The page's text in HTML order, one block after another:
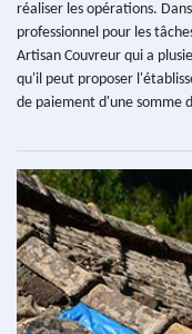
réaliser les opérations.
professionnel pour les
Artisan Couvreur qui a
qu'il peut proposer
de paiement d'une somme